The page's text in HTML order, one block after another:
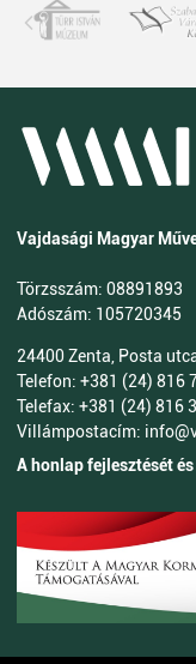
Vajdasági Magyar
Törzsszám: 08891893
Adószám: 105720345
24400 Zenta, Posta
Telefon: +381 (24) 816
Telefax: +381 (24) 816
Villámpostacím:
A honlap fejlesztését